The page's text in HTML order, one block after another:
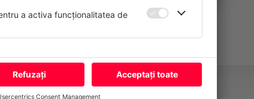
infrastructurii.
serviciilor cloud publice.